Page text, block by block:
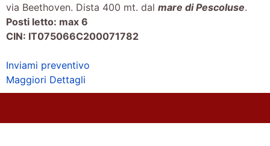
via Beethoven. Dista 400 mt. dal mare di Pescoluse.
Posti letto: max 6
CIN: IT075066C200071782
Inviami preventivo
Maggiori Dettagli